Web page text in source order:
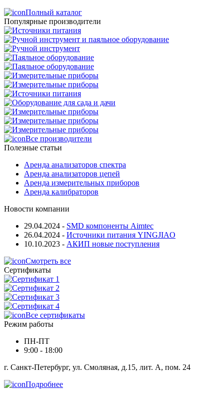
Полный каталог
Популярные производители
Все производители
Полезные статьи
Аренда анализаторов спектра
Аренда анализаторов цепей
Аренда измерительных приборов
Аренда калибраторов
Новости компании
29.04.2024 - SMD компоненты Aimtec
26.04.2024 - Источники питания YINGJIAO
10.10.2023 - АКИП новые поступления
Смотреть все
Сертификаты
Все сертификаты
Режим работы
ПН-ПТ
9:00 - 18:00
г. Санкт-Петербург, ул. Смоляная, д.15, лит. А, пом. 24
Подробнее